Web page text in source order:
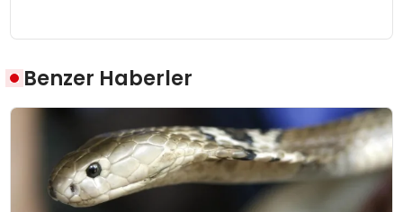
Benzer Haberler